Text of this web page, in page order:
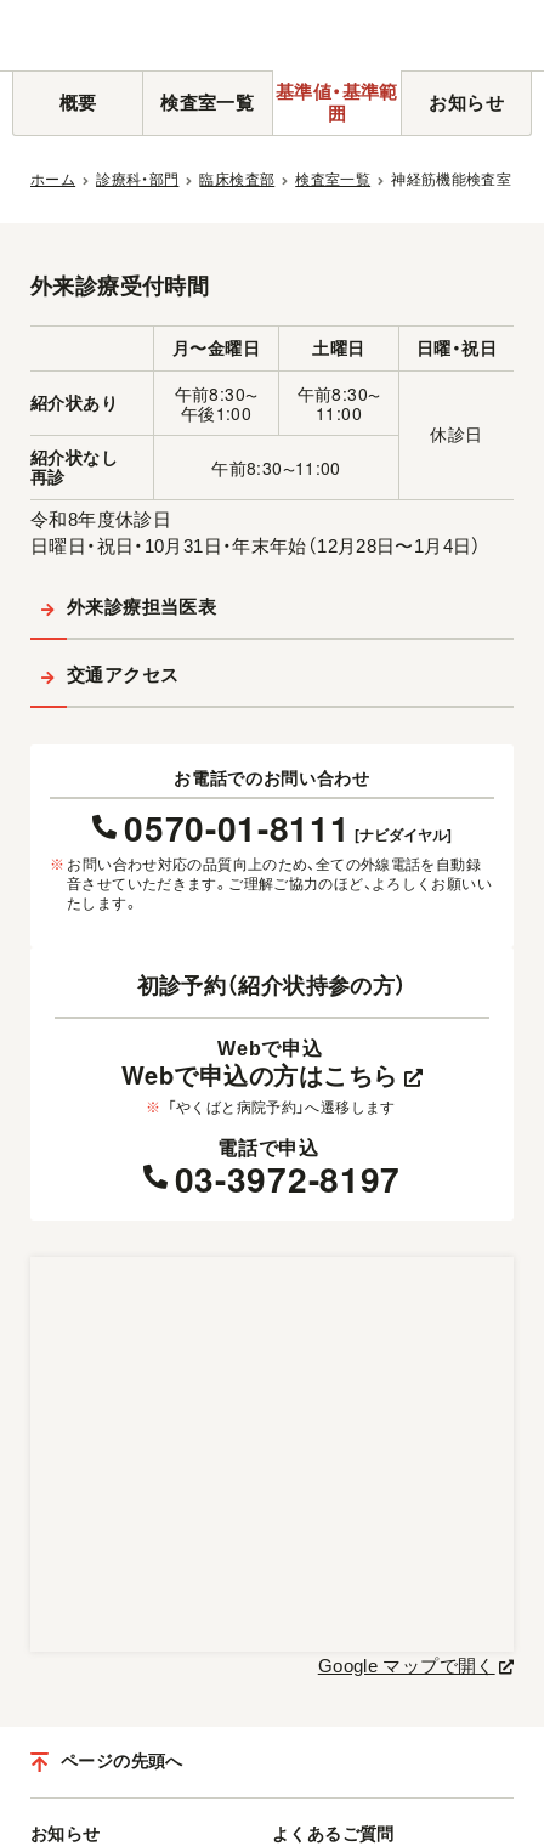
概要 検査室一覧
基準値・基準範
囲
お知らせ
ホーム 診療科・部門 臨床検査部 検査室一覧 神経筋機能検査室
外来診療受付時間
月〜金曜日 土曜日 日曜・祝日
紹介状あり 午前8:30〜
午後1:00
午前8:30〜
11:00
休診日
紹介状なし
再診
午前8:30〜11:00
令和8年度休診日
日曜日・祝日・10月31日・年末年始（12月28日〜1月4日）
外来診療担当医表
交通アクセス
お電話でのお問い合わせ
0570-01-8111 [ナビダイヤル]
※ お問い合わせ対応の品質向上のため、全ての外線電話を自動録
音させていただきます。ご理解ご協力のほど、よろしくお願いい
たします。
初診予約（紹介状持参の方）
Webで申込
Webで申込の方はこちら
※ 「やくばと病院予約」へ遷移します
電話で申込
03-3972-8197
Google マップで開く
お知らせ よくあるご質問
ページの先頭へ